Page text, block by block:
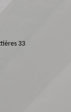
33